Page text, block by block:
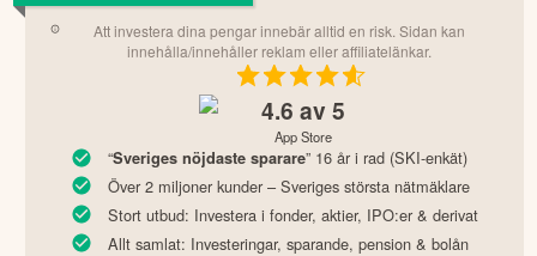
Att investera dina pengar innebär alltid en risk. Sidan kan
innehålla/innehåller reklam eller affiliatelänkar.
4.6 av 5
App Store
“Sveriges nöjdaste sparare” 16 år i rad (SKI-enkät)
Över 2 miljoner kunder – Sveriges största nätmäklare
Stort utbud: Investera i fonder, aktier, IPO:er & derivat
Allt samlat: Investeringar, sparande, pension & bolån